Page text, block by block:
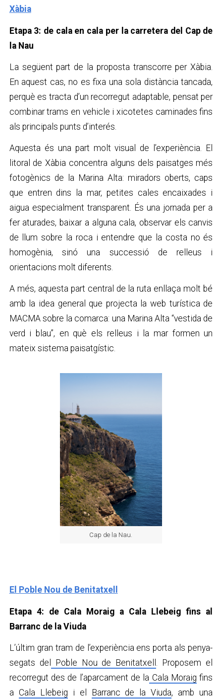
Xàbia
Etapa 3: de cala en cala per la carretera del Cap de
la Nau
La següent part de la proposta transcorre per Xàbia.
En aquest cas, no es fixa una sola distància tancada,
perquè es tracta d’un recorregut adaptable, pensat per
combinar trams en vehicle i xicotetes caminades fins
als principals punts d’interés.
Aquesta és una part molt visual de l’experiència. El
litoral de Xàbia concentra alguns dels paisatges més
fotogènics de la Marina Alta: miradors oberts, caps
que entren dins la mar, petites cales encaixades i
aigua especialment transparent. És una jornada per a
fer aturades, baixar a alguna cala, observar els canvis
de llum sobre la roca i entendre que la costa no és
homogènia, sinó una successió de relleus i
orientacions molt diferents.
A més, aquesta part central de la ruta enllaça molt bé
amb la idea general que projecta la web turística de
MACMA sobre la comarca: una Marina Alta “vestida de
verd i blau”, en què els relleus i la mar formen un
mateix sistema paisatgístic.
Cap de la Nau.
El Poble Nou de Benitatxell
Etapa 4: de Cala Moraig a Cala Llebeig fins al
Barranc de la Viuda
L’últim gran tram de l’experiència ens porta als penya-
segats del
Poble Nou de Benitatxell
. Proposem el
recorregut des de l’aparcament de la Cala Moraig fins
a Cala Llebeig i el Barranc de la Viuda, amb una